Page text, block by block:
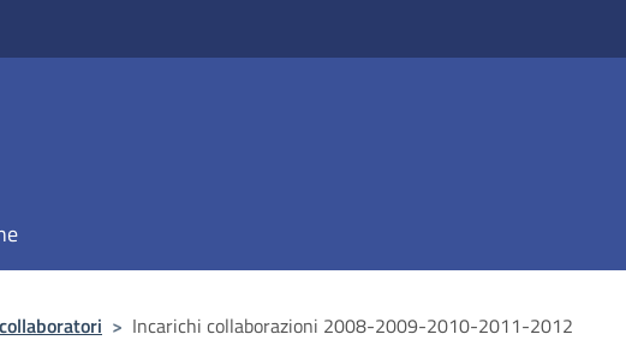
> Incarichi collaborazioni 2008-2009-2010-2011-2012